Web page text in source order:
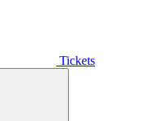
Tickets